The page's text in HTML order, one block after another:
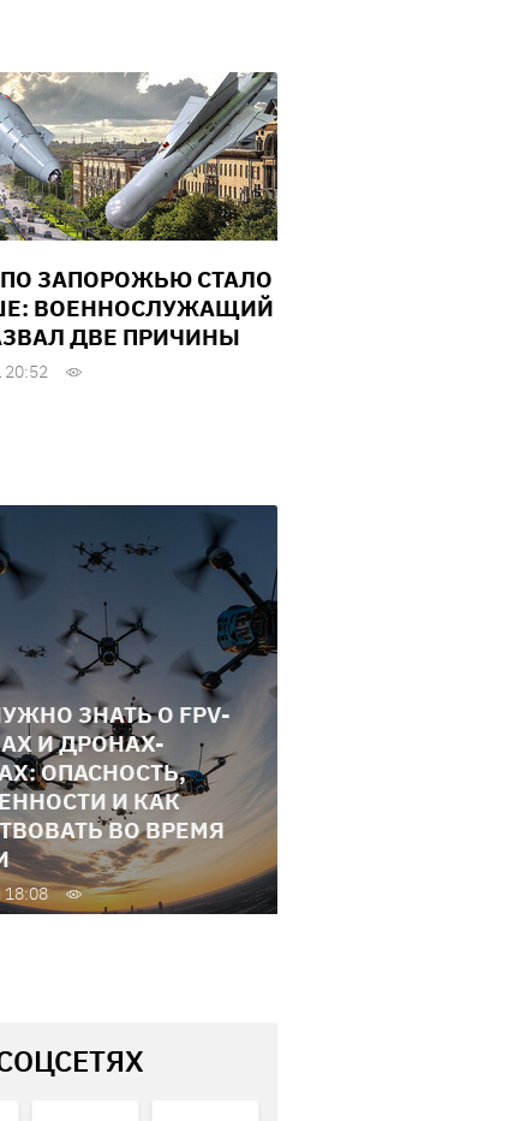
ЗАПОРОЖЬЮ СТАЛО
ВОЕННОСЛУЖАЩИЙ
ДВЕ ПРИЧИНЫ
20:52
ЗНАТЬ О FPV-
И ДРОНАХ-
ОПАСНОСТЬ,
И КАК
ВО ВРЕМЯ